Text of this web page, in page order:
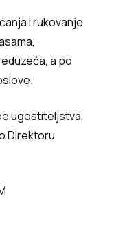
i rukоvаnjе
a po
ugostiteljstva,
Direktoru